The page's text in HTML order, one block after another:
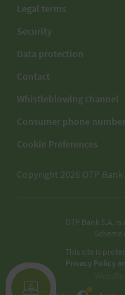
Legal terms
Security
Data protection
Contact
Whistleblowing channel
Consumer phone number
Cookie Preferences
Copyright 2026 OTP Bank
OTP Bank S.A.
This site is
Privacy Policy